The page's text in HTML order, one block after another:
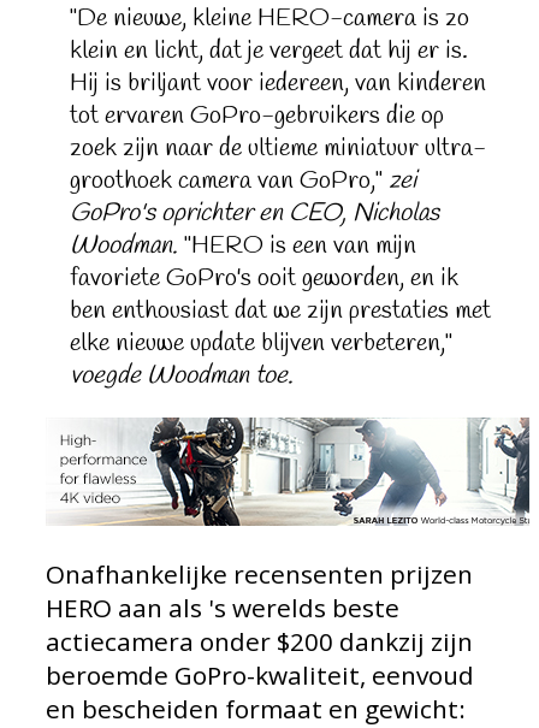
"De nieuwe, kleine HERO-camera is zo
klein en licht, dat je vergeet dat hij er is.
Hij is briljant voor iedereen, van kinderen
tot ervaren GoPro-gebruikers die op
zoek zijn naar de ultieme miniatuur ultra-
groothoek camera van GoPro," zei
GoPro's oprichter en CEO, Nicholas
Woodman. "HERO is een van mijn
favoriete GoPro's ooit geworden, en ik
ben enthousiast dat we zijn prestaties met
elke nieuwe update blijven verbeteren,"
voegde Woodman toe.
Onafhankelijke recensenten prijzen
HERO aan als 's werelds beste
actiecamera onder $200 dankzij zijn
beroemde GoPro-kwaliteit, eenvoud
en bescheiden formaat en gewicht: